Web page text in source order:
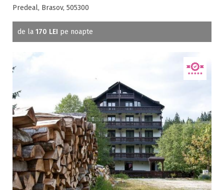
Predeal, Brasov, 505300
de la 170 LEI pe noapte